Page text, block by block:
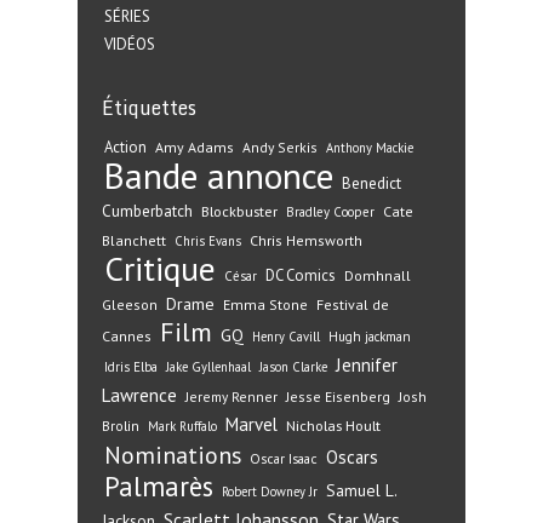
SÉRIES
VIDÉOS
Étiquettes
Action Amy Adams Andy Serkis Anthony Mackie
Bande annonce Benedict
Cumberbatch Blockbuster Bradley Cooper Cate
Blanchett Chris Evans Chris Hemsworth
Critique César DC Comics Domhnall
Gleeson Drame Emma Stone Festival de
Cannes
Film GQ Henry Cavill Hugh jackman
Idris Elba Jake Gyllenhaal Jason Clarke Jennifer
Lawrence Jeremy Renner Jesse Eisenberg Josh
Brolin
Mark Ruffalo Marvel Nicholas Hoult
Nominations Oscar Isaac Oscars
Palmarès Robert Downey Jr Samuel L.